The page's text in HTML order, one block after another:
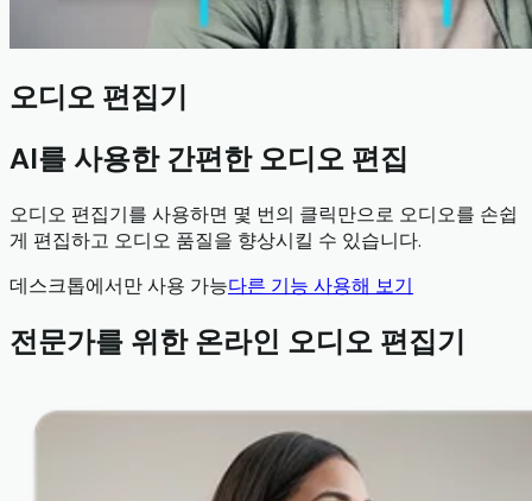
오디오 편집기
AI를 사용한 간편한 오디오 편집
오디오 편집기를 사용하면 몇 번의 클릭만으로 오디오를 손쉽
게 편집하고 오디오 품질을 향상시킬 수 있습니다.
데스크톱에서만 사용 가능다른 기능 사용해 보기
전문가를 위한 온라인 오디오 편집기